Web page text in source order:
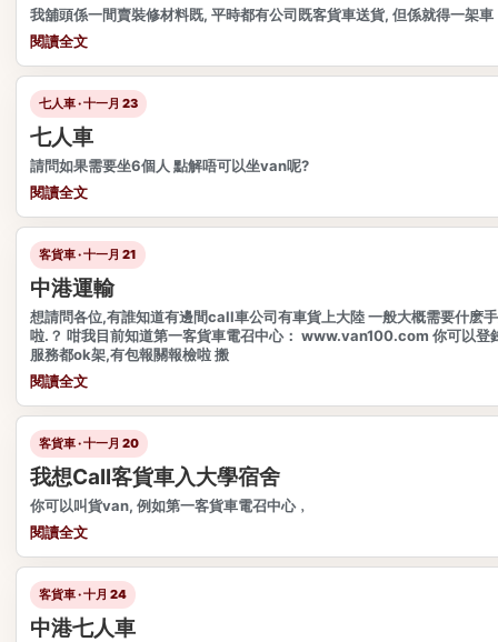
我舖頭係一間賣裝修材料既, 平時都有公司既客貨車送貨, 但係就得一架
閱讀全文
七人車 · 十一月 23
七人車
請問如果需要坐6個人 點解唔可以坐van呢?
閱讀全文
客貨車 · 十一月 21
中港運輸
想請問各位,有誰知道有邊間call車公司有車貨上大陸 一般大概需要什麽
啦.？ 咁我目前知道第一客貨車電召中心： www.van100.com 你可以登
服務都ok架,有包報關報檢啦 搬
閱讀全文
客貨車 · 十一月 20
我想Call客貨車入大學宿舍
你可以叫貨van, 例如第一客貨車電召中心﹐
閱讀全文
客貨車 · 十月 24
中港七人車